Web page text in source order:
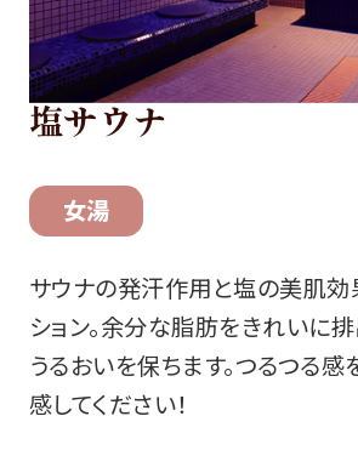
塩サウナ
女湯
サウナの発汗作用と塩の美肌効
ション。余分な脂肪をきれいに排
うるおいを保ちます。つるつる
感してください！